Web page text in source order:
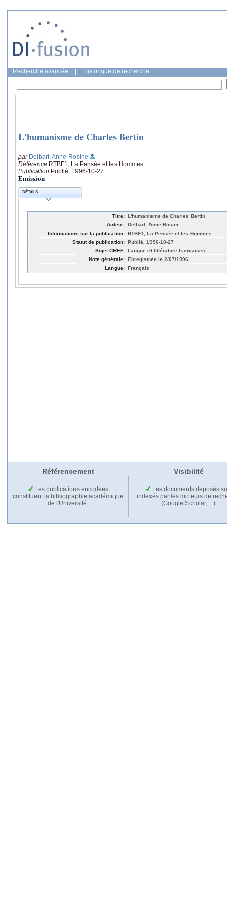
Recherche avancée Historique de recherche
L'humanisme de Charles Bertin
par Delbart, Anne-Rosine
Référence RTBF1, La Pensée et les Hommes
Publication Publié, 1996-10-27
Emission
DÉTAILS
Titre: L'humanisme de Charles Bertin
Auteur: Delbart, Anne-Rosine
Informations sur la publication: RTBF1, La Pensée et les Hommes
Statut de publication: Publié, 1996-10-27
Sujet CREF: Langue et littérature françaises
Note générale: Enregistrée le 2/07/1996
Langue: Français
Référencement Visibilité
Les publications encodées
constituent la bibliographie académique
de l'Université.
Les documents déposés
indexés par les moteurs de
(Google Scholar,…).